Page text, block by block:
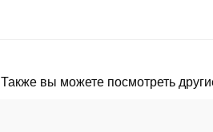
вы можете посмотреть